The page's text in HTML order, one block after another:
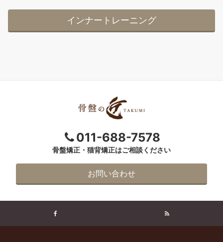
インナートレーニング
011-688-7578
骨盤矯正・猫背矯正はご相談ください
お問い合わせ